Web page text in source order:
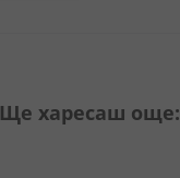
Ще харесаш още: